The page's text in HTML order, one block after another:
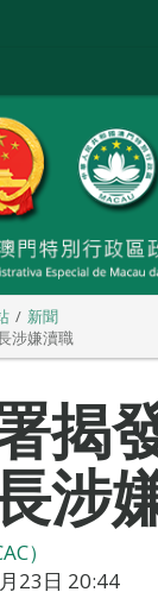
新聞
涉嫌瀆職
揭
涉
）
23日 20:44